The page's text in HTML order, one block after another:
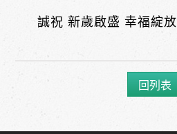
誠祝 新歲啟盛 幸福綻放
回列表